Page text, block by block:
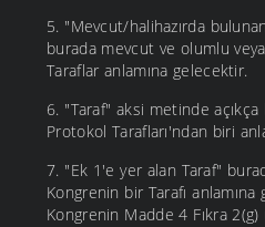
5. "Mevcut/halihazırda
burada mevcut ve olumlu
Taraflar anlamına gelecektir.
6. "Taraf" aksi metinde
Protokol Tarafları'ndan biri
7. "Ek 1'e yer alan Taraf"
Kongrenin bir Tarafı
Kongrenin Madde 4 Fıkra